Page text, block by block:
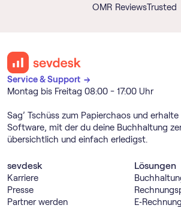
OMR ReviewsTrusted
Service & Support →
Montag bis Freitag 08:00 - 17:00 Uhr
Sag’ Tschüss zum Papierchaos und
Software, mit der du deine Buchhaltung
übersichtlich und einfach erledigst.
sevdesk
Karriere
Presse
Partner werden
Lösungen